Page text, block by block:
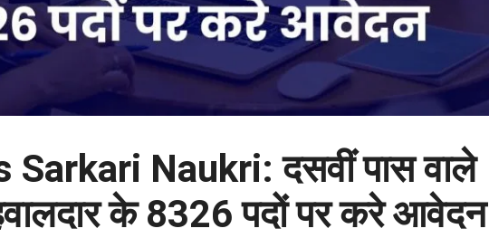
Sarkari Naukri: दसवीं पास वाले
के 8326 पदों पर करे आवेदन